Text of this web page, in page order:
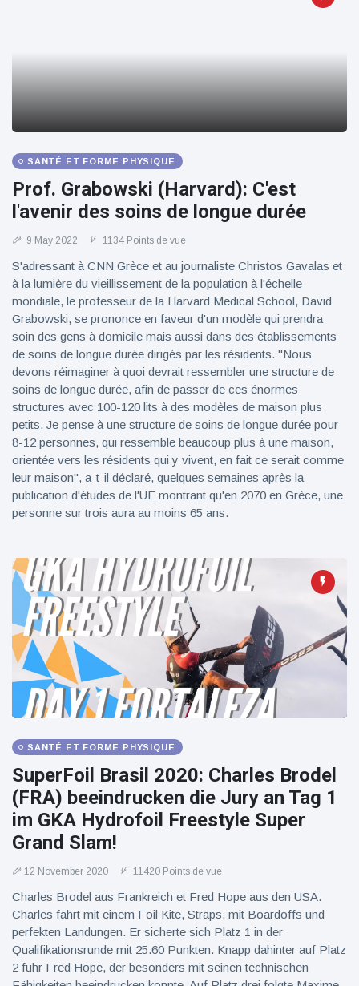
SANTÉ ET FORME PHYSIQUE
Prof. Grabowski (Harvard): C'est
l'avenir des soins de longue durée
9 May 2022 1134 Points de vue
S'adressant à CNN Grèce et au journaliste Christos Gavalas et
à la lumière du vieillissement de la population à l'échelle
mondiale, le professeur de la Harvard Medical School, David
Grabowski, se prononce en faveur d'un modèle qui prendra
soin des gens à domicile mais aussi dans des établissements
de soins de longue durée dirigés par les résidents. "Nous
devons réimaginer à quoi devrait ressembler une structure de
soins de longue durée, afin de passer de ces énormes
structures avec 100-120 lits à des modèles de maison plus
petits. Je pense à une structure de soins de longue durée pour
8-12 personnes, qui ressemble beaucoup plus à une maison,
orientée vers les résidents qui y vivent, en fait ce serait comme
leur maison", a-t-il déclaré, quelques semaines après la
publication d'études de l'UE montrant qu'en 2070 en Grèce, une
personne sur trois aura au moins 65 ans.
SANTÉ ET FORME PHYSIQUE
SuperFoil Brasil 2020: Charles Brodel
(FRA) beeindrucken die Jury an Tag 1
im GKA Hydrofoil Freestyle Super
Grand Slam!
12 November 2020 11420 Points de vue
Charles Brodel aus Frankreich et Fred Hope aus den USA.
Charles fährt mit einem Foil Kite, Straps, mit Boardoffs und
perfekten Landungen. Er sicherte sich Platz 1 in der
Qualifikationsrunde mit 25.60 Punkten. Knapp dahinter auf Platz
2 fuhr Fred Hope, der besonders mit seinen technischen